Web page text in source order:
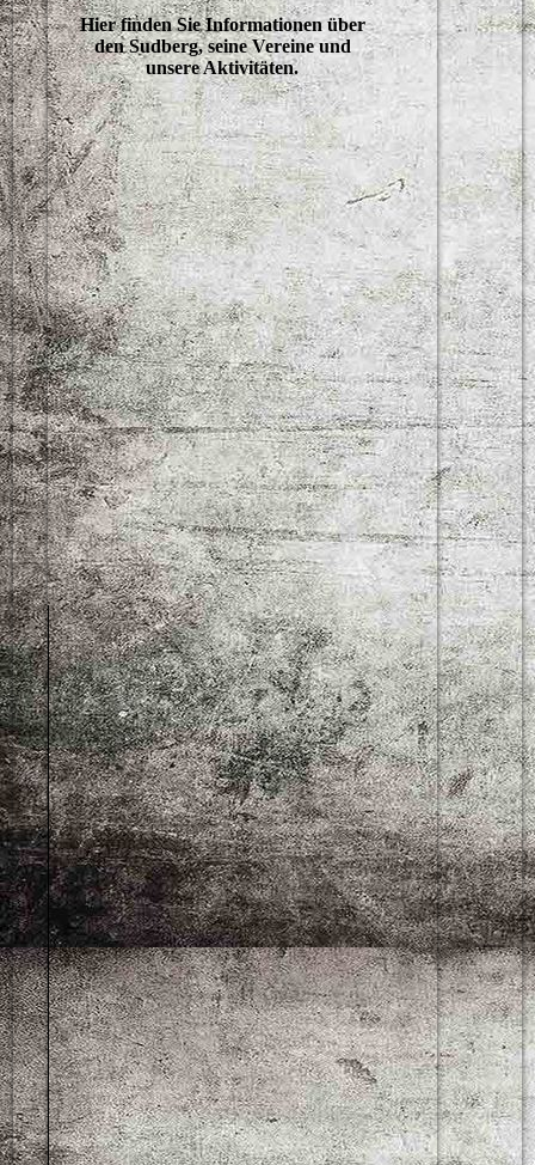
Hier finden Sie Informationen über
den Sudberg, seine Vereine und
unsere Aktivitäten.